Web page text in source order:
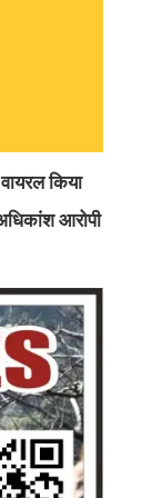
किया
आरोपी